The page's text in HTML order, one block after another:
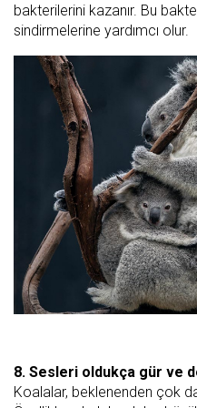
bakterilerini kazanır. Bu
sindirmelerine yardımcı olur.
8. Sesleri oldukça gür ve
Koalalar, beklenenden çok